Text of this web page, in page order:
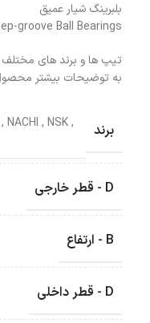
بلبرینگ شیار عمیق
groove Ball Bearings
تیپ ها و برند های
به توضیحات بیشتر
برند , NACHI , NSK,
D - قطر خارجی
B - ارتفاع
D - قطر داخلی